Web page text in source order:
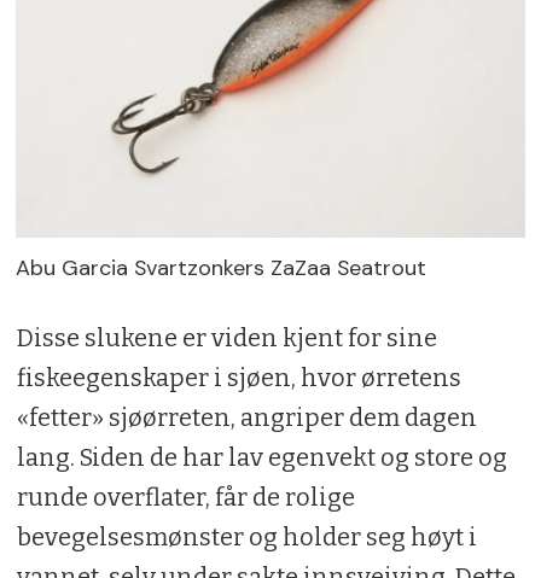
Abu Garcia Svartzonkers ZaZaa Seatrout
Disse slukene er viden kjent for sine
fiskeegenskaper i sjøen, hvor ørretens
«fetter» sjøørreten, angriper dem dagen
lang. Siden de har lav egenvekt og store og
runde overflater, får de rolige
bevegelsesmønster og holder seg høyt i